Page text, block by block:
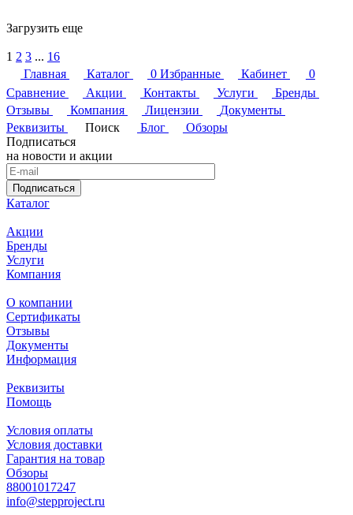
Загрузить еще
1 2 3 ... 16
Главная
Каталог 0 Избранные Кабинет
0
Сравнение
Акции Контакты Услуги
Бренды
Отзывы
Компания Лицензии
Документы
Реквизиты
Поиск Блог
Обзоры
Подписаться
на новости и акции
Подписаться
Каталог
Акции
Бренды
Услуги
Компания
О компании
Сертификаты
Отзывы
Документы
Информация
Реквизиты
Помощь
Условия оплаты
Условия доставки
Гарантия на товар
Обзоры
88001017247
info@stepproject.ru